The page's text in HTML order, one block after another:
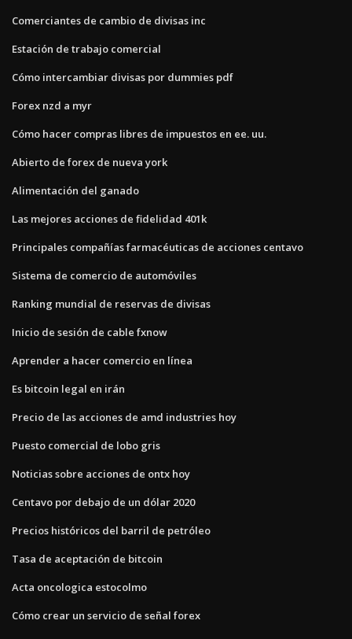
Comerciantes de cambio de divisas inc
Estación de trabajo comercial
Cómo intercambiar divisas por dummies pdf
Forex nzd a myr
Cómo hacer compras libres de impuestos en ee. uu.
Abierto de forex de nueva york
Alimentación del ganado
Las mejores acciones de fidelidad 401k
Principales compañías farmacéuticas de acciones centavo
Sistema de comercio de automóviles
Ranking mundial de reservas de divisas
Inicio de sesión de cable fxnow
Aprender a hacer comercio en línea
Es bitcoin legal en irán
Precio de las acciones de amd industries hoy
Puesto comercial de lobo gris
Noticias sobre acciones de ontx hoy
Centavo por debajo de un dólar 2020
Precios históricos del barril de petróleo
Tasa de aceptación de bitcoin
Acta oncologica estocolmo
Cómo crear un servicio de señal forex